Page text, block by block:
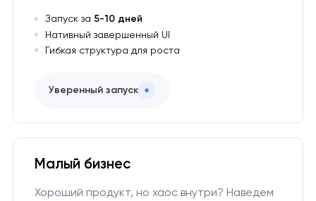
Запуск за 5-10 дней
Нативный завершенный UI
Гибкая структура для роста
Уверенный запуск
Малый бизнес
Хороший продукт, но хаос внутри? Наведем